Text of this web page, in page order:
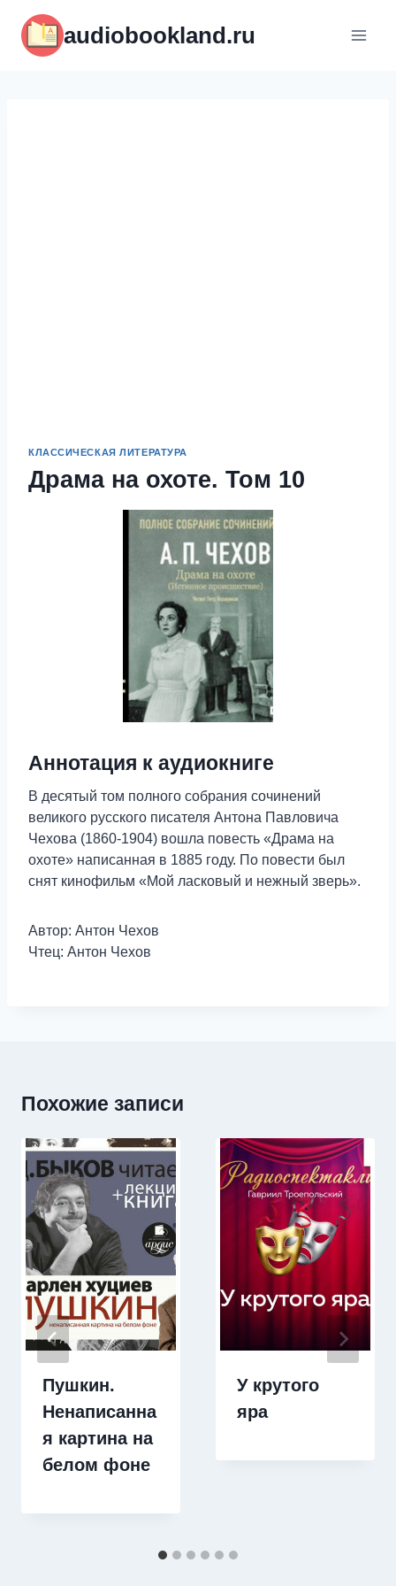
содержимому
audiobookland.ru
КЛАССИЧЕСКАЯ ЛИТЕРАТУРА
Драма на охоте. Том 10
Аннотация к аудиокниге
В десятый том полного собрания сочинений
великого русского писателя Антона Павловича
Чехова (1860-1904) вошла повесть «Драма на
охоте» написанная в 1885 году. По повести был
снят кинофильм «Мой ласковый и нежный зверь».
Автор: Антон Чехов
Чтец: Антон Чехов
Похожие записи
Пушкин.
Ненаписанна
я картина на
белом фоне
У крутого
яра